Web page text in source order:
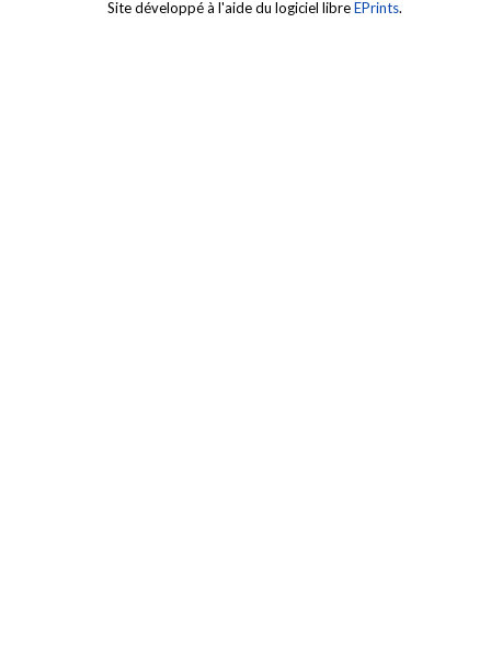
Site développé à l'aide du logiciel libreEPrints.